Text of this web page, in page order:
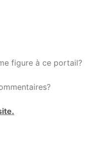
figure à ce portail?